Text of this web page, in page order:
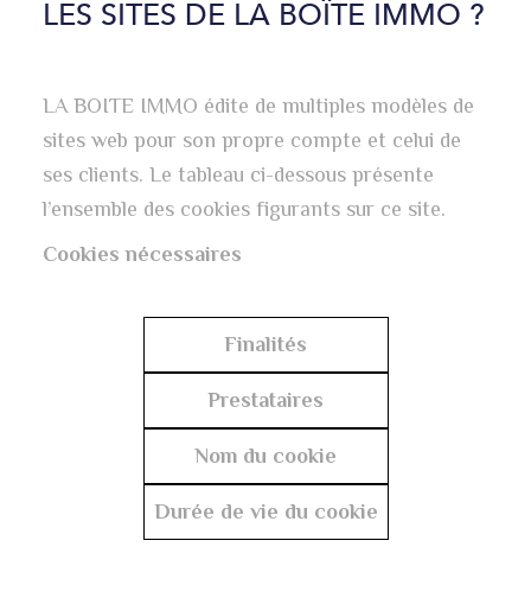
LES SITES DE LA BOÎTE IMMO ?
LA BOITE IMMO édite de multiples modèles de
sites web pour son propre compte et celui de
ses clients. Le tableau ci-dessous présente
l’ensemble des cookies figurants sur ce site.
Cookies nécessaires
Finalités
Prestataires
Nom du cookie
Durée de vie du cookie